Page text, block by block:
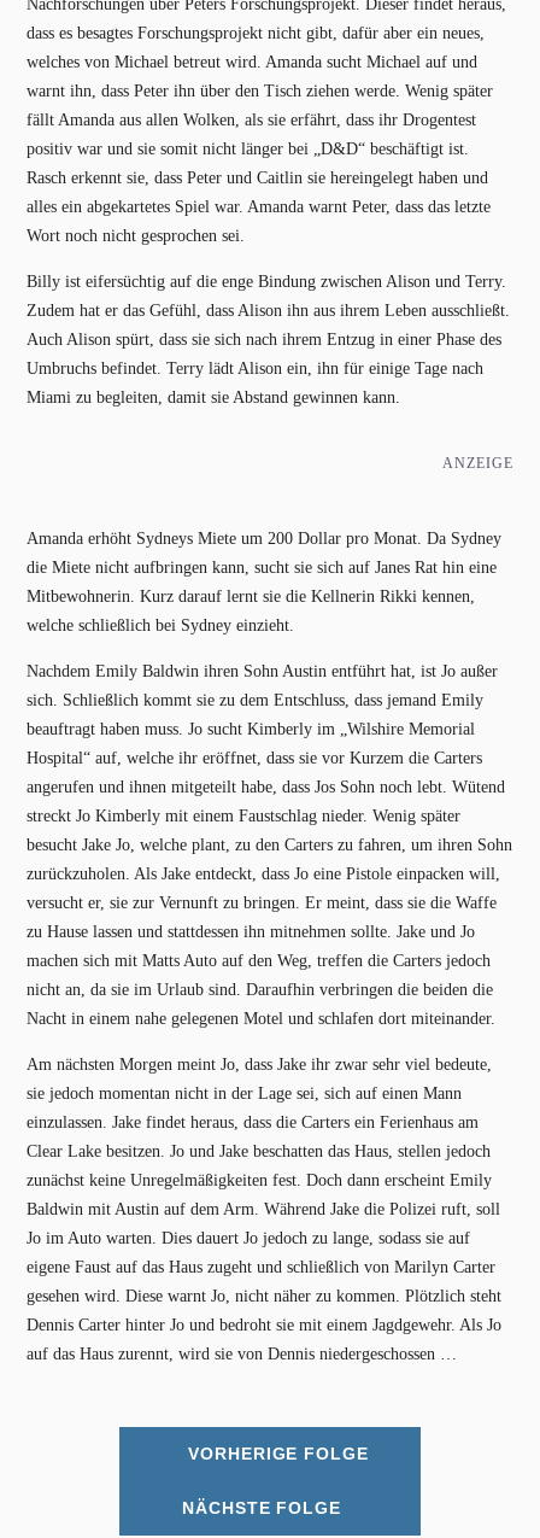
Nachforschungen über Peters Forschungsprojekt. Dieser findet heraus,
dass es besagtes Forschungsprojekt nicht gibt, dafür aber ein neues,
welches von Michael betreut wird. Amanda sucht Michael auf und
warnt ihn, dass Peter ihn über den Tisch ziehen werde. Wenig später
fällt Amanda aus allen Wolken, als sie erfährt, dass ihr Drogentest
positiv war und sie somit nicht länger bei „D&D“ beschäftigt ist.
Rasch erkennt sie, dass Peter und Caitlin sie hereingelegt haben und
alles ein abgekartetes Spiel war. Amanda warnt Peter, dass das letzte
Wort noch nicht gesprochen sei.
Billy ist eifersüchtig auf die enge Bindung zwischen Alison und Terry.
Zudem hat er das Gefühl, dass Alison ihn aus ihrem Leben ausschließt.
Auch Alison spürt, dass sie sich nach ihrem Entzug in einer Phase des
Umbruchs befindet. Terry lädt Alison ein, ihn für einige Tage nach
Miami zu begleiten, damit sie Abstand gewinnen kann.
ANZEIGE
Amanda erhöht Sydneys Miete um 200 Dollar pro Monat. Da Sydney
die Miete nicht aufbringen kann, sucht sie sich auf Janes Rat hin eine
Mitbewohnerin. Kurz darauf lernt sie die Kellnerin Rikki kennen,
welche schließlich bei Sydney einzieht.
Nachdem Emily Baldwin ihren Sohn Austin entführt hat, ist Jo außer
sich. Schließlich kommt sie zu dem Entschluss, dass jemand Emily
beauftragt haben muss. Jo sucht Kimberly im „Wilshire Memorial
Hospital“ auf, welche ihr eröffnet, dass sie vor Kurzem die Carters
angerufen und ihnen mitgeteilt habe, dass Jos Sohn noch lebt. Wütend
streckt Jo Kimberly mit einem Faustschlag nieder. Wenig später
besucht Jake Jo, welche plant, zu den Carters zu fahren, um ihren Sohn
zurückzuholen. Als Jake entdeckt, dass Jo eine Pistole einpacken will,
versucht er, sie zur Vernunft zu bringen. Er meint, dass sie die Waffe
zu Hause lassen und stattdessen ihn mitnehmen sollte. Jake und Jo
machen sich mit Matts Auto auf den Weg, treffen die Carters jedoch
nicht an, da sie im Urlaub sind. Daraufhin verbringen die beiden die
Nacht in einem nahe gelegenen Motel und schlafen dort miteinander.
Am nächsten Morgen meint Jo, dass Jake ihr zwar sehr viel bedeute,
sie jedoch momentan nicht in der Lage sei, sich auf einen Mann
einzulassen. Jake findet heraus, dass die Carters ein Ferienhaus am
Clear Lake besitzen. Jo und Jake beschatten das Haus, stellen jedoch
zunächst keine Unregelmäßigkeiten fest. Doch dann erscheint Emily
Baldwin mit Austin auf dem Arm. Während Jake die Polizei ruft, soll
Jo im Auto warten. Dies dauert Jo jedoch zu lange, sodass sie auf
eigene Faust auf das Haus zugeht und schließlich von Marilyn Carter
gesehen wird. Diese warnt Jo, nicht näher zu kommen. Plötzlich steht
Dennis Carter hinter Jo und bedroht sie mit einem Jagdgewehr. Als Jo
auf das Haus zurennt, wird sie von Dennis niedergeschossen …
VORHERIGE FOLGE
NÄCHSTE FOLGE